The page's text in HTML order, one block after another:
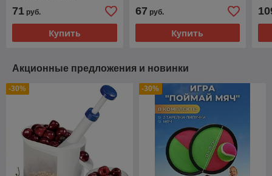
71 руб.
Купить
67 руб.
Купить
Акционные предложения и новинки
-30% -30%